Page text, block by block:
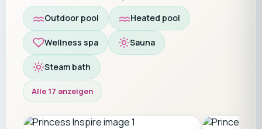
Outdoor pool Heated pool
Wellness spa Sauna
Steam bath
Alle 17 anzeigen